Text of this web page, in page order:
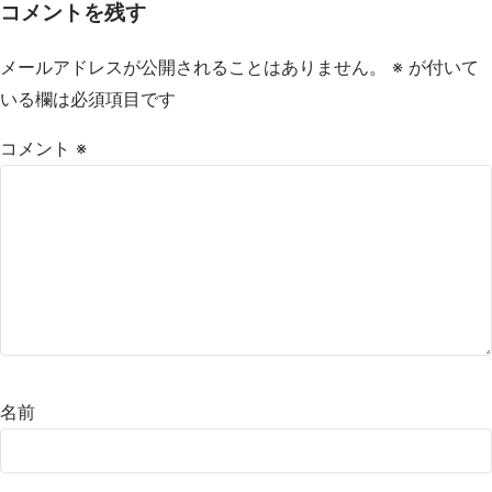
コメントを残す
メールアドレスが公開されることはありません。 ※ が付いて
いる欄は必須項目です
コメント ※
名前